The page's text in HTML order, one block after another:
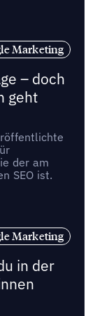
Marketing
– doch
geht
der am
SEO ist.
Marketing
in der